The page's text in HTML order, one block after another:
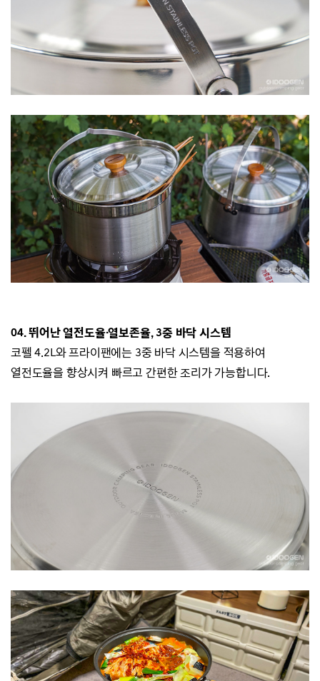
04. 뛰어난 열전도율·열보존율, 3중 바닥 시스템
코펠 4.2L와 프라이팬에는 3중 바닥 시스템을 적용하여
열전도율을 향상시켜 빠르고 간편한 조리가 가능합니다.